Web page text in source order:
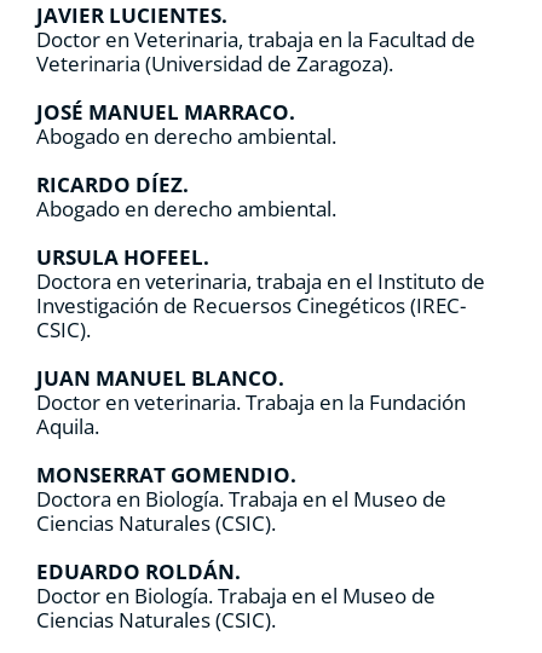
JAVIER LUCIENTES.
Doctor en Veterinaria, trabaja en la Facultad de
Veterinaria (Universidad de Zaragoza).
JOSÉ MANUEL MARRACO.
Abogado en derecho ambiental.
RICARDO DÍEZ.
Abogado en derecho ambiental.
URSULA HOFEEL.
Doctora en veterinaria, trabaja en el Instituto de
Investigación de Recuersos Cinegéticos (IREC-
CSIC).
JUAN MANUEL BLANCO.
Doctor en veterinaria. Trabaja en la Fundación
Aquila.
MONSERRAT GOMENDIO.
Doctora en Biología. Trabaja en el Museo de
Ciencias Naturales (CSIC).
EDUARDO ROLDÁN.
Doctor en Biología. Trabaja en el Museo de
Ciencias Naturales (CSIC).